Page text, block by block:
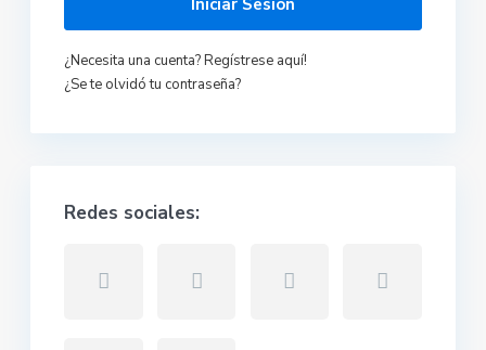
Iniciar Sesión
¿Necesita una cuenta? Regístrese aquí!
¿Se te olvidó tu contraseña?
Redes sociales: